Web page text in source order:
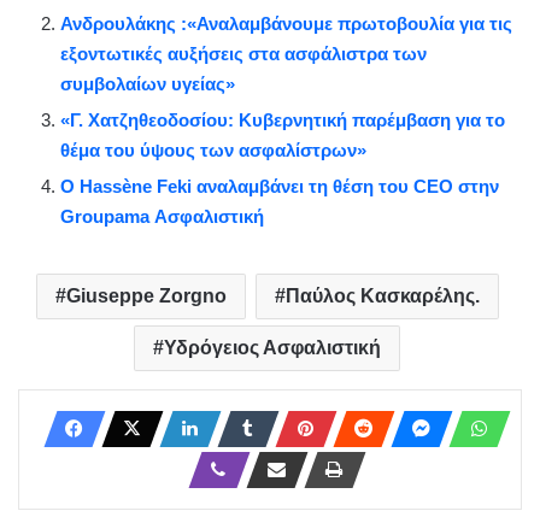
Ανδρουλάκης :«Αναλαμβάνουμε πρωτοβουλία για τις
εξοντωτικές αυξήσεις στα ασφάλιστρα των
συμβολαίων υγείας»
«Γ. Χατζηθεοδοσίου: Κυβερνητική παρέμβαση για το
θέμα του ύψους των ασφαλίστρων»
Ο Hassène Feki αναλαμβάνει τη θέση του CEO στην
Groupama Ασφαλιστική
Giuseppe Zorgno Παύλος Κασκαρέλης.
Υδρόγειος Ασφαλιστική